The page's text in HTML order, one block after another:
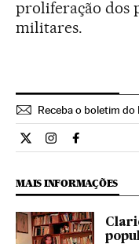
proliferação dos
militares.
Receba o boletim do
Cultura El País Brasil
Cultura El País
Cultura El
MAIS INFORMAÇÕES